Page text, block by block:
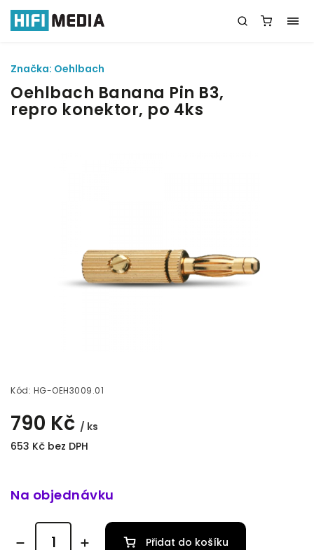
Oehlbach Banana Pin B3,
repro konektor, po 4ks
Kód: HG-OEH3009.01
790 Kč / ks
653 Kč bez DPH
Značka: Oehlbach
Na objednávku
Přidat do košíku